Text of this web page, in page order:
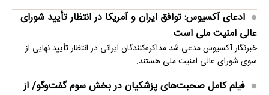
ادعای آکسیوس: توافق ایران و آمریکا در انتظار تأیید شورای
عالی امنیت ملی است
خبرنگار آکسیوس مدعی شد مذاکره‌کنندگان ایرانی در انتظار تأیید نهایی از
سوی شورای عالی امنیت ملی هستند.
فیلم کامل صحبت‌های پزشکیان در بخش سوم گفت‌وگو/ از